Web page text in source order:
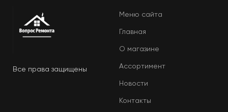
Все права защищены
Меню сайта
Главная
О магазине
Ассортимент
Новости
Контакты